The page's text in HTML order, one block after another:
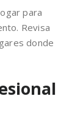
para
Revisa
donde